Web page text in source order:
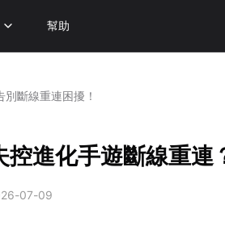
幫助
斷線重連困擾！
控進化手遊斷線重連
07-09